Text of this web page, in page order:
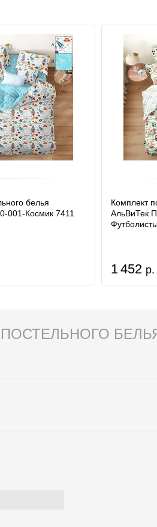
белья
001-Космик 7411
Комплект
АльВиТек
1 452 р.